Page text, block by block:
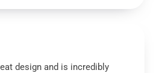
design and is incredibly